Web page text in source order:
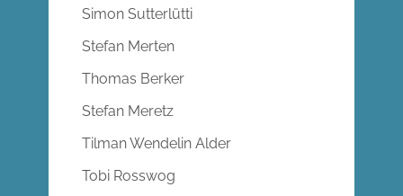
Simon Sutterlütti
Stefan Merten
Thomas Berker
Stefan Meretz
Tilman Wendelin Alder
Tobi Rosswog